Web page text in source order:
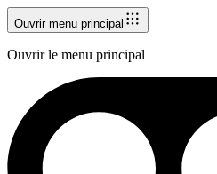
Ouvrir menu principal
Ouvrir le menu principal